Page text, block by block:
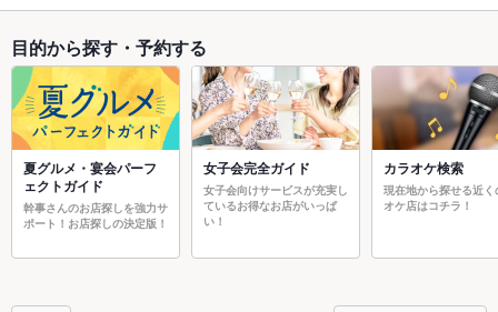
目的から探す・予約する
夏グルメ・宴会パーフ
ェクトガイド
幹事さんのお店探しを強力サ
ポート！お店探しの決定版！
女子会完全ガイド
女子会向けサービスが充実し
ているお得なお店がいっぱ
い！
カラオケ検索
現在地から探せる近く
オケ店はコチラ！